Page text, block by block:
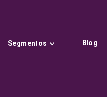
Segmentos Blog